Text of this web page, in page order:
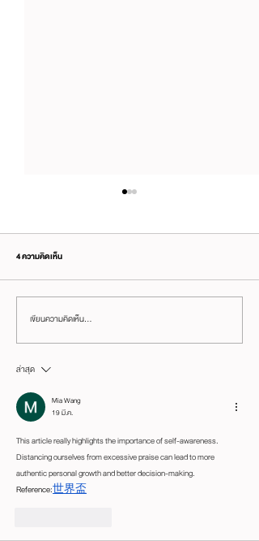
เราอัปเกรด "เครื่องมือ AI" ทุกเดือน แต่ไม่
เคยอัปเกรด "สมอง" ที่ต้องสั่งงานมัน —
Productivity
4 ความคิดเห็น
เขียนความคิดเห็น…
ล่าสุด
Mia Wang
19 มี.ค.
This article really highlights the importance of self-awareness.
Distancing ourselves from excessive praise can lead to more
authentic personal growth and better decision-making.
Reference:世界盃